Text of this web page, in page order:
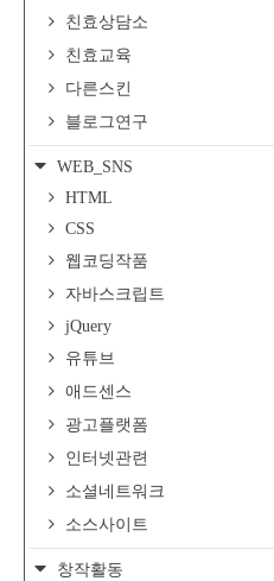
친효상담소
친효교육
다른스킨
블로그연구
WEB_SNS
HTML
CSS
웹코딩작품
자바스크립트
jQuery
유튜브
애드센스
광고플랫폼
인터넷관련
소셜네트워크
소스사이트
창작활동